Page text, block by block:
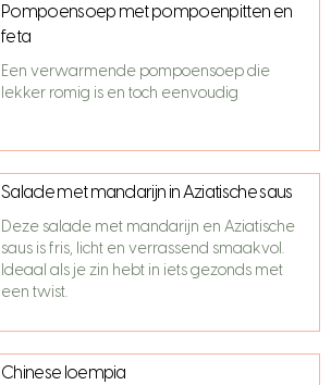
Pompoensoep met pompoenpitten en
feta
Een verwarmende pompoensoep die
lekker romig is en toch eenvoudig
Salade met mandarijn in Aziatische saus
Deze salade met mandarijn en Aziatische
saus is fris, licht en verrassend smaakvol.
Ideaal als je zin hebt in iets gezonds met
een twist.
Chinese loempia